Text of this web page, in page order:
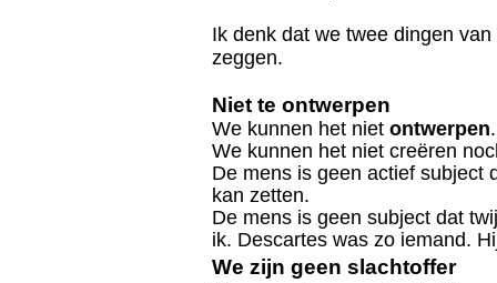
Ik denk dat we twee dingen
zeggen.
Niet te ontwerpen
We kunnen het niet ontwerpen.
We kunnen het niet creëren
De mens is geen actief subject
kan zetten.
De mens is geen subject dat
ik. Descartes was zo iemand.
We zijn geen slachtoffer